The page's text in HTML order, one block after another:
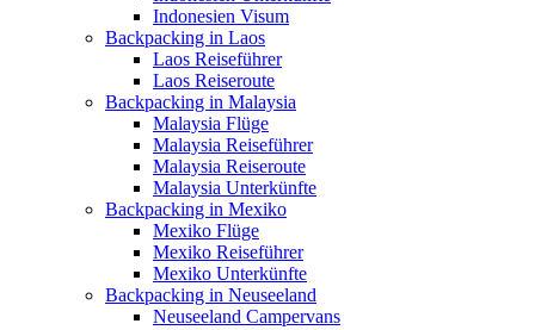
Indonesien Visum
Backpacking in Laos
Laos Reiseführer
Laos Reiseroute
Backpacking in Malaysia
Malaysia Flüge
Malaysia Reiseführer
Malaysia Reiseroute
Malaysia Unterkünfte
Backpacking in Mexiko
Mexiko Flüge
Mexiko Reiseführer
Mexiko Unterkünfte
Backpacking in Neuseeland
Neuseeland Campervans